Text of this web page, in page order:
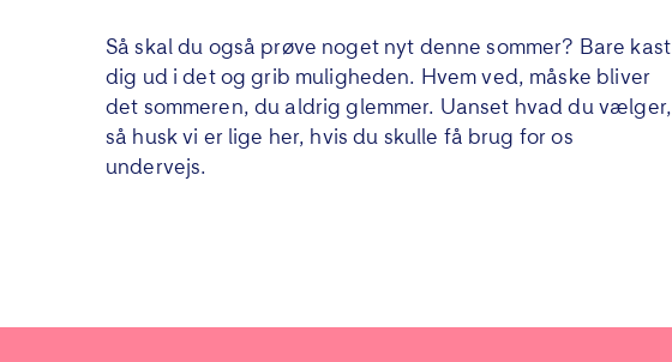
Så skal du også prøve noget nyt denne sommer? Bare kast
dig ud i det og grib muligheden. Hvem ved, måske bliver
det sommeren, du aldrig glemmer. Uanset hvad du vælger,
så husk vi er lige her, hvis du skulle få brug for os
undervejs.